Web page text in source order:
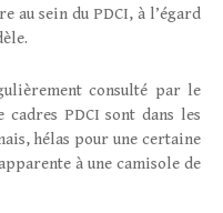
au sein du PDCI, à l’égard
consulté par le
cadres PDCI sont dans les
hélas pour une certaine
à une camisole de